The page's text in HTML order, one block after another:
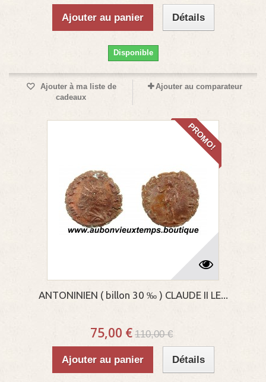
Ajouter au panier Détails
Disponible
Ajouter à ma liste de
cadeaux
Ajouter au comparateur
PROMO!
ANTONINIEN ( billon 30 ‰ ) CLAUDE II LE...
75,00 € 110,00 €
Ajouter au panier Détails